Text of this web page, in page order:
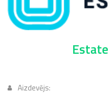
Aizdevējs: